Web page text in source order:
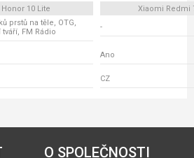
Honor 10 Lite
Xiaomi Redmi
prstů na těle, OTG,
FM Rádio
-
Ano
CZ
O SPOLEČNOSTI